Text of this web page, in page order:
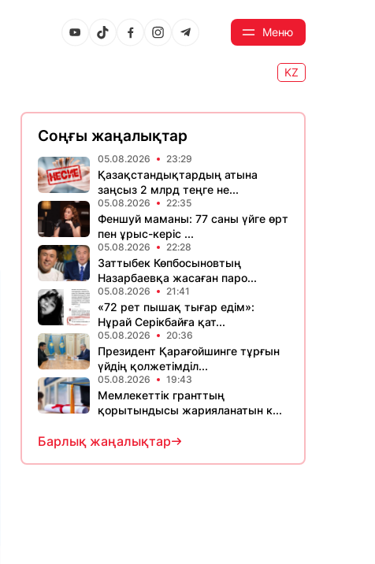
Меню
KZ
Соңғы жаңалықтар
05.08.2026 23:29
Қазақстандықтардың атына
заңсыз 2 млрд теңге не...
05.08.2026 22:35
Феншуй маманы: 77 саны үйге өрт
пен ұрыс-керіс ...
05.08.2026 22:28
Заттыбек Көпбосыновтың
Назарбаевқа жасаған паро...
05.08.2026 21:41
«72 рет пышақ тығар едім»:
Нұрай Серікбайға қат...
05.08.2026 20:36
Президент Қарағойшинге тұрғын
үйдің қолжетімділ...
05.08.2026 19:43
Мемлекеттік гранттың
қорытындысы жарияланатын к...
Барлық жаңалықтар